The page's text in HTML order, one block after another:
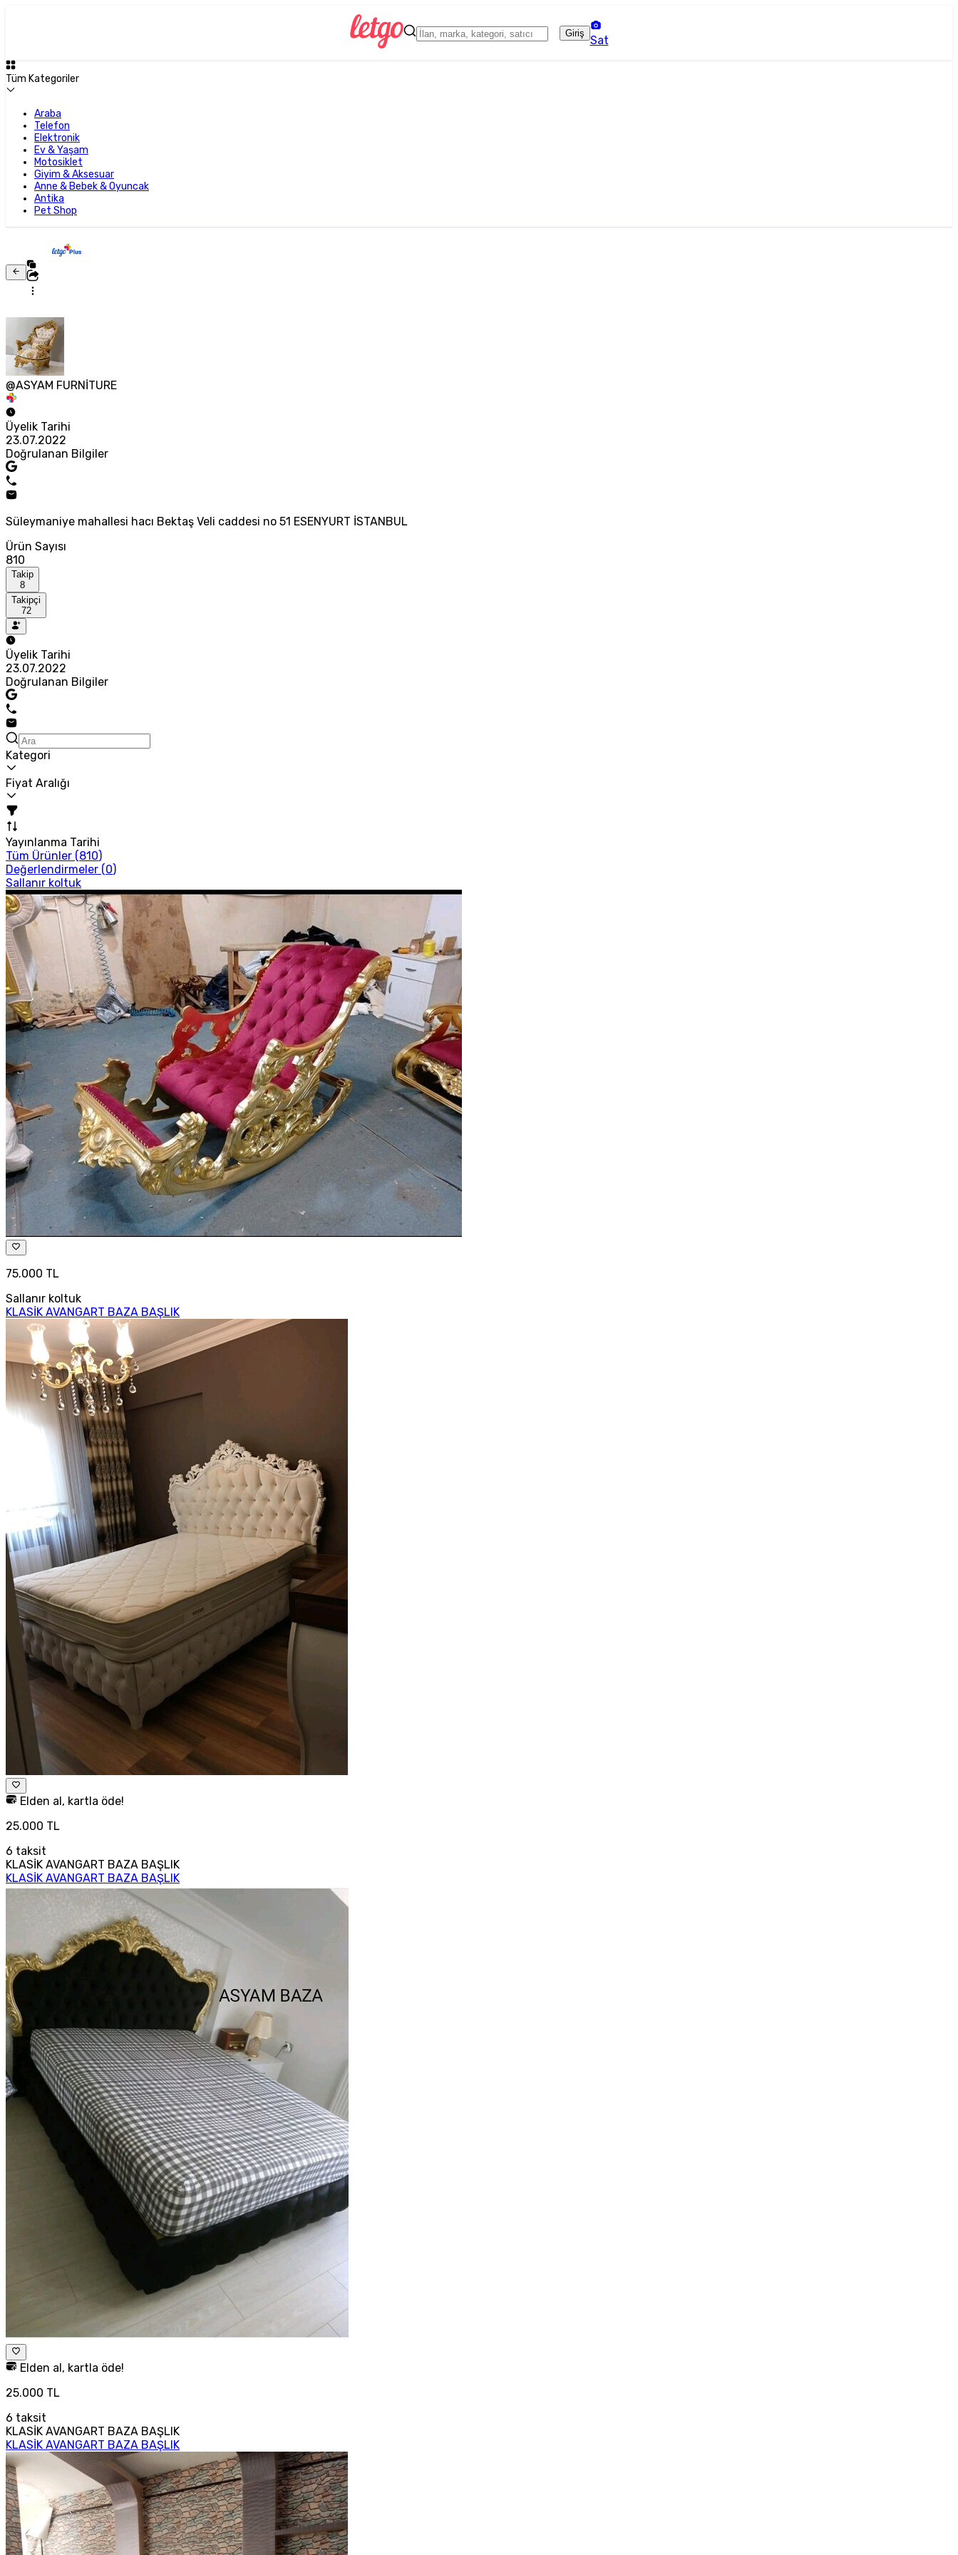
Giriş
Sat
Tüm Kategoriler
Araba
Telefon
Elektronik
Ev & Yaşam
Motosiklet
Giyim & Aksesuar
Anne & Bebek & Oyuncak
Antika
Pet Shop
@ASYAM FURNİTURE
Üyelik Tarihi
23.07.2022
Doğrulanan Bilgiler
Süleymaniye mahallesi hacı Bektaş Veli caddesi no 51 ESENYURT İSTANBUL
Ürün Sayısı
810
Takip
8
Takipçi
72
Üyelik Tarihi
23.07.2022
Doğrulanan Bilgiler
Kategori
Fiyat Aralığı
Yayınlanma Tarihi
Tüm Ürünler (810)
Değerlendirmeler (0)
Sallanır koltuk
75.000 TL
Sallanır koltuk
KLASİK AVANGART BAZA BAŞLIK
Elden al, kartla öde!
25.000 TL
6 taksit
KLASİK AVANGART BAZA BAŞLIK
KLASİK AVANGART BAZA BAŞLIK
Elden al, kartla öde!
25.000 TL
6 taksit
KLASİK AVANGART BAZA BAŞLIK
KLASİK AVANGART BAZA BAŞLIK